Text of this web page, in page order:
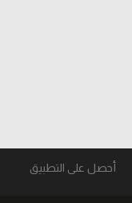
أحصل على التطبيق